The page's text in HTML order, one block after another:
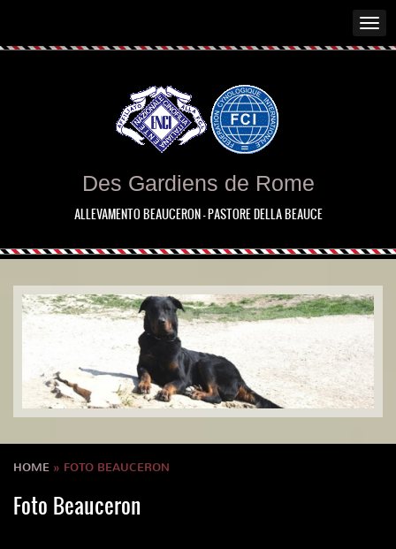
Des Gardiens de Rome
ALLEVAMENTO BEAUCERON - PASTORE DELLA BEAUCE
HOME » FOTO BEAUCERON
Foto Beauceron